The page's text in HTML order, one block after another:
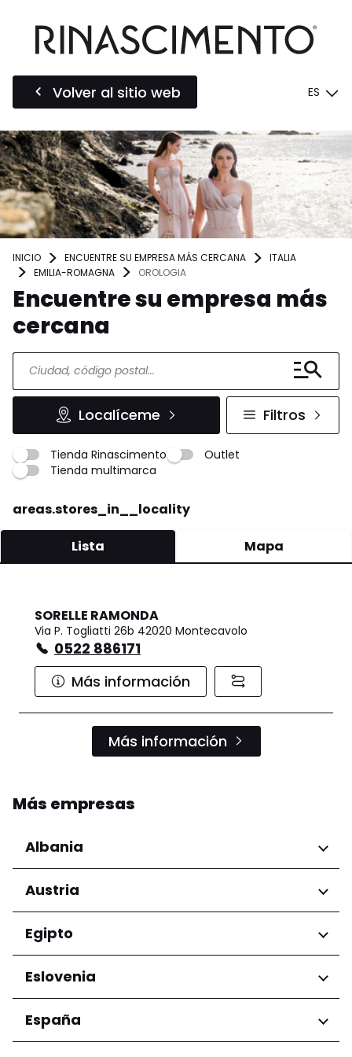
Volver al sitio web ES
INICIO ENCUENTRE SU EMPRESA MÁS CERCANA
ITALIA
EMILIA-ROMAGNA
OROLOGIA
Encuentre su empresa más
cercana
Localíceme Filtros
Tienda Rinascimento
Outlet
Tienda multimarca
areas.stores_in__locality
Lista Mapa
SORELLE RAMONDA
Via P. Togliatti 26b 42020 Montecavolo
0522 886171
Más información
Más información
Más empresas
Albania
Regiones
Condado de Tirana
Austria
Regiones
Niederösterreich
Salzburg
Wien
Egipto
Regiones
Gobernación de El Cairo
Eslovenia
Regiones
Ljubljana
España